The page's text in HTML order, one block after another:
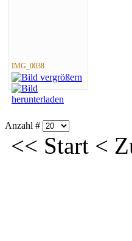
IMG_0038
Anzahl #
<< Start <